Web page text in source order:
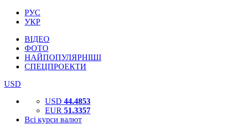
РУС
УКР
ВІДЕО
ФОТО
НАЙПОПУЛЯРНІШІ
СПЕЦПРОЕКТИ
USD
USD 44.4853
EUR 51.3357
Всі курси валют